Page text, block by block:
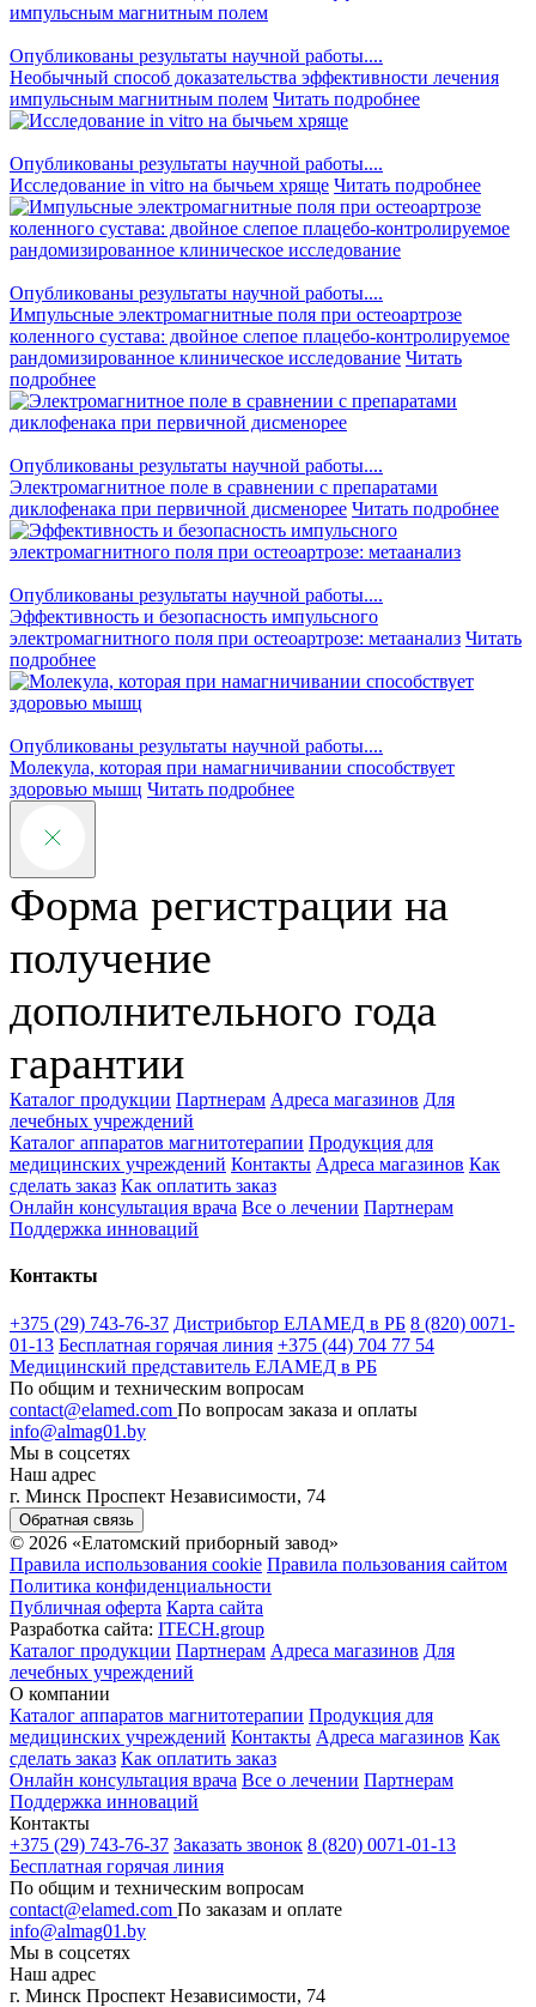
Опубликованы результаты научной работы....
Необычный способ доказательства эффективности лечения
импульсным магнитным полем Читать подробнее
Опубликованы результаты научной работы....
Исследование in vitro на бычьем хряще Читать подробнее
Опубликованы результаты научной работы....
Импульсные электромагнитные поля при остеоартрозе
коленного сустава: двойное слепое плацебо-контролируемое
рандомизированное клиническое исследование Читать
подробнее
Опубликованы результаты научной работы....
Электромагнитное поле в сравнении с препаратами
диклофенака при первичной дисменорее Читать подробнее
Опубликованы результаты научной работы....
Эффективность и безопасность импульсного
электромагнитного поля при остеоартрозе: метаанализ Читать
подробнее
Опубликованы результаты научной работы....
Молекула, которая при намагничивании способствует
здоровью мышц Читать подробнее
Форма регистрации на
получение
дополнительного года
гарантии
Каталог продукции Партнерам Адреса магазинов Для
лечебных учреждений
Каталог аппаратов магнитотерапии Продукция для
медицинских учреждений Контакты Адреса магазинов Как
сделать заказ Как оплатить заказ
Онлайн консультация врача Все о лечении Партнерам
Поддержка инноваций
Контакты
+375 (29) 743-76-37 Дистрибьтор ЕЛАМЕД в РБ 8 (820) 0071-
01-13 Бесплатная горячая линия +375 (44) 704 77 54
Медицинский представитель ЕЛАМЕД в РБ
По общим и техническим вопросам
contact@elamed.com По вопросам заказа и оплаты
info@almag01.by
Мы в соцсетях
Наш адрес
г. Минск Проспект Независимости, 74
Обратная связь
© 2026 «Елатомский приборный завод»
Правила использования cookie Правила пользования сайтом
Политика конфиденциальности
Публичная оферта Карта сайта
Разработка сайта: ITECH.group
Каталог продукции Партнерам Адреса магазинов Для
лечебных учреждений
О компании
Каталог аппаратов магнитотерапии Продукция для
медицинских учреждений Контакты Адреса магазинов Как
сделать заказ Как оплатить заказ
Онлайн консультация врача Все о лечении Партнерам
Поддержка инноваций
Контакты
+375 (29) 743-76-37 Заказать звонок 8 (820) 0071-01-13
Бесплатная горячая линия
По общим и техническим вопросам
contact@elamed.com По заказам и оплате
info@almag01.by
Мы в соцсетях
Наш адрес
г. Минск Проспект Независимости, 74